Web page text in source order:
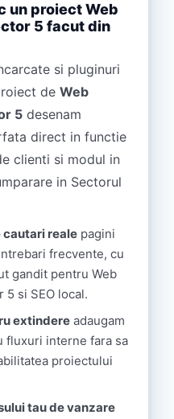
un proiect Web
5 facut din
si pluginuri
de Web
5 desenam
direct in functie
clienti si modul in
in Sectorul
reale pagini
frecvente, cu
gandit pentru Web
si SEO local.
extindere adaugam
fluxuri interne fara sa
proiectului
tau de vanzare